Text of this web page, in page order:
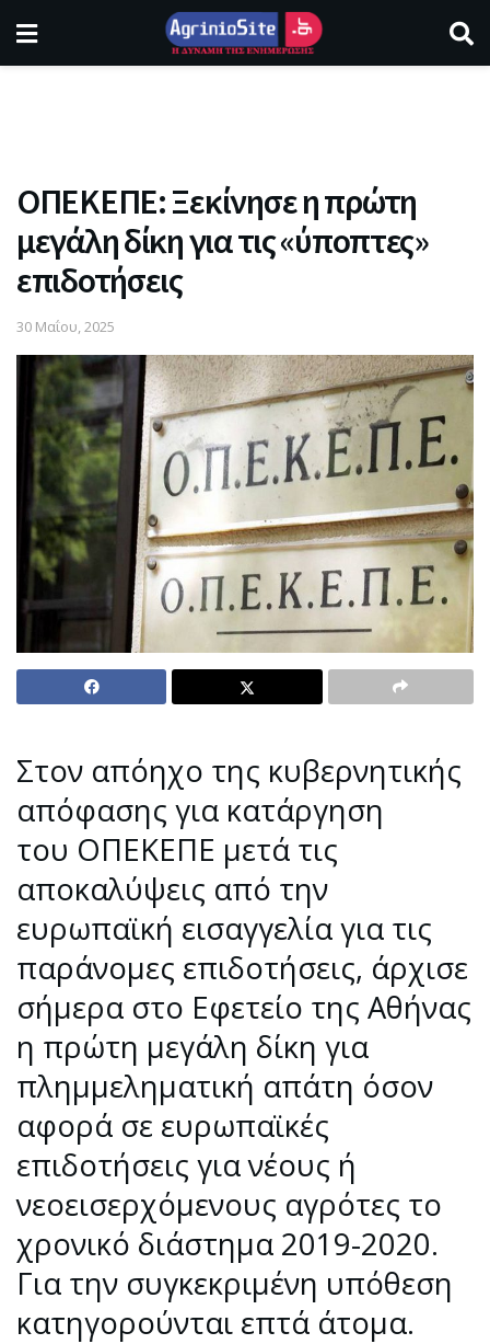
ΟΠΕΚΕΠΕ: Ξεκίνησε η πρώτη
μεγάλη δίκη για τις «ύποπτες»
επιδοτήσεις
30 Μαΐου, 2025
Στον απόηχο της κυβερνητικής
απόφασης για κατάργηση
του ΟΠΕΚΕΠΕ μετά τις
αποκαλύψεις από την
ευρωπαϊκή εισαγγελία για τις
παράνομες επιδοτήσεις, άρχισε
σήμερα στο Εφετείο της Αθήνας
η πρώτη μεγάλη δίκη για
πλημμεληματική απάτη όσον
αφορά σε ευρωπαϊκές
επιδοτήσεις για νέους ή
νεοεισερχόμενους αγρότες το
χρονικό διάστημα 2019-2020.
Για την συγκεκριμένη υπόθεση
κατηγορούνται επτά άτομα.